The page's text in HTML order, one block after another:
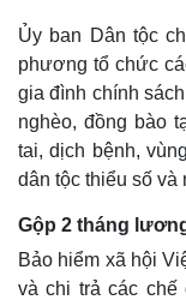
Ủy ban Dân tộc
phương tổ chức
gia đình chính
nghèo, đồng bào
tai, dịch bệnh,
dân tộc thiểu số và
Gộp 2 tháng
Bảo hiểm xã hội
và chi trả các chế